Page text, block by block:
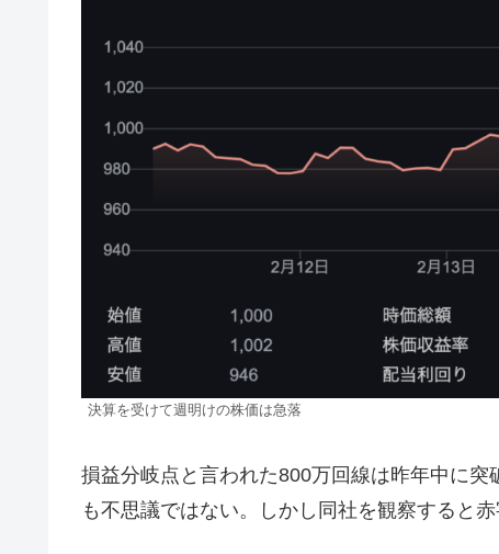
決算を受けて週明けの株価は急落
損益分岐点と言われた800万回線は昨年中に
も不思議ではない。しかし同社を観察すると